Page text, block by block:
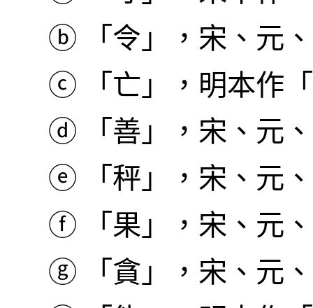
ⓑ
「令」，宋、元
ⓒ
「亡」，明本作
ⓓ
「善」，宋、元
ⓔ
「秤」，宋、元
ⓕ
「果」，宋、元
ⓖ
「貪」，宋、元